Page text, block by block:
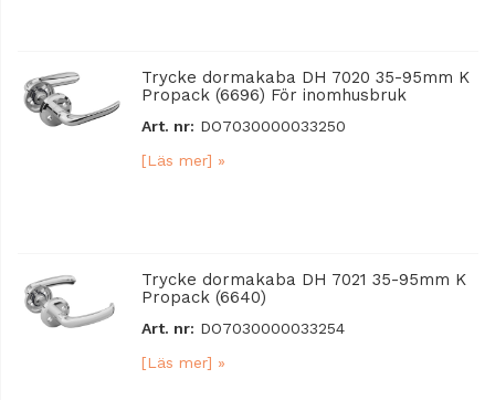
Trycke dormakaba DH 7020 35-95mm K
Propack (6696) För inomhusbruk
Art. nr: DO7030000033250
[Läs mer] »
Trycke dormakaba DH 7021 35-95mm K
Propack (6640)
Art. nr: DO7030000033254
[Läs mer] »